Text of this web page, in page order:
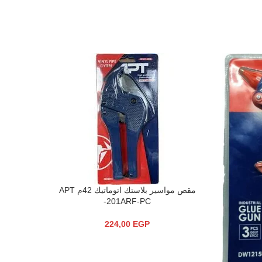
إضافة إلى السلة
مقص مواسير بلاستك اتوماتيك 42م APT
201ARF-PC-
224,00 EGP